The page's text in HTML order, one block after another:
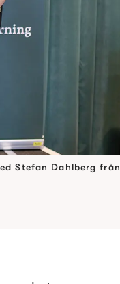
Stefan Dahlberg från